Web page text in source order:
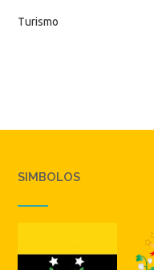
Turismo
SIMBOLOS